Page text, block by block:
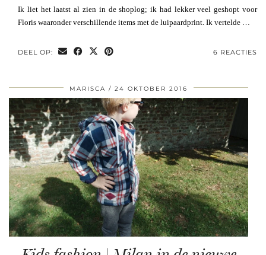
Ik liet het laatst al zien in de shoplog; ik had lekker veel geshopt voor
Floris waaronder verschillende items met de luipaardprint. Ik vertelde …
DEEL OP: 6 REACTIES
MARISCA 24 OKTOBER 2016